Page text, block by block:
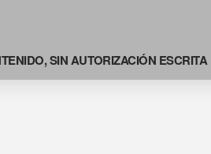
SIN AUTORIZACIÓN